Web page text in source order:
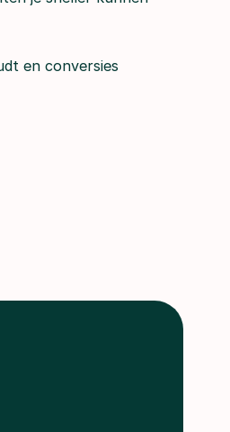
en conversies